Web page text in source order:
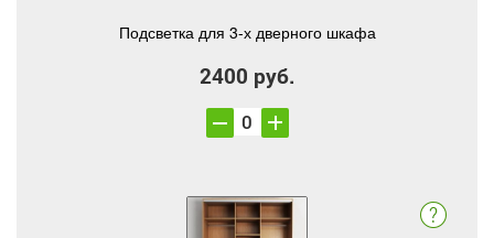
Подсветка для 3-х дверного шкафа
2400 руб.